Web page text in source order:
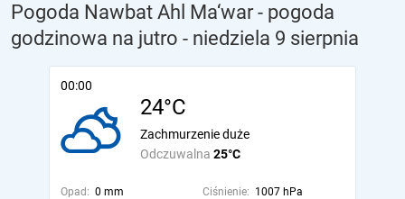
Pogoda Nawbat Ahl Ma‘war - pogoda
godzinowa na jutro - niedziela 9 sierpnia
00:00
24°C
Odczuwalna 25°C
Zachmurzenie duże
Opad: 0 mm Ciśnienie: 1007 hPa